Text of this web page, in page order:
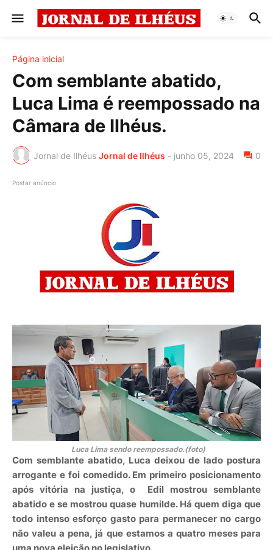
Página inicial
Com semblante abatido,
Luca Lima é reempossado na
Câmara de Ilhéus.
Jornal de Ilhéus Jornal de Ilhéus - junho 05, 2024 0
Postar anúncio
Luca Lima sendo reempossado.(foto)
Com semblante abatido, Luca deixou de lado postura
arrogante e foi comedido. Em primeiro posicionamento
após vitória na justiça, o Edil mostrou semblante
abatido e se mostrou quase humilde. Há quem diga que
todo intenso esforço gasto para permanecer no cargo
não valeu a pena, já que estamos a quatro meses para